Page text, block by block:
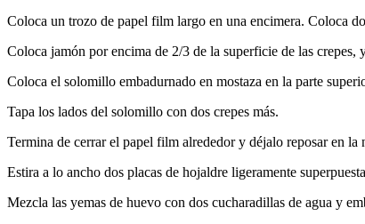
Coloca un trozo de papel film largo en una encimera. Coloca
Coloca jamón por encima de 2/3 de la superficie de las crepes,
Coloca el solomillo embadurnado en mostaza en la parte
Tapa los lados del solomillo con dos crepes más.
Termina de cerrar el papel film alrededor y déjalo reposar en la
Estira a lo ancho dos placas de hojaldre ligeramente
Mezcla las yemas de huevo con dos cucharadillas de agua y